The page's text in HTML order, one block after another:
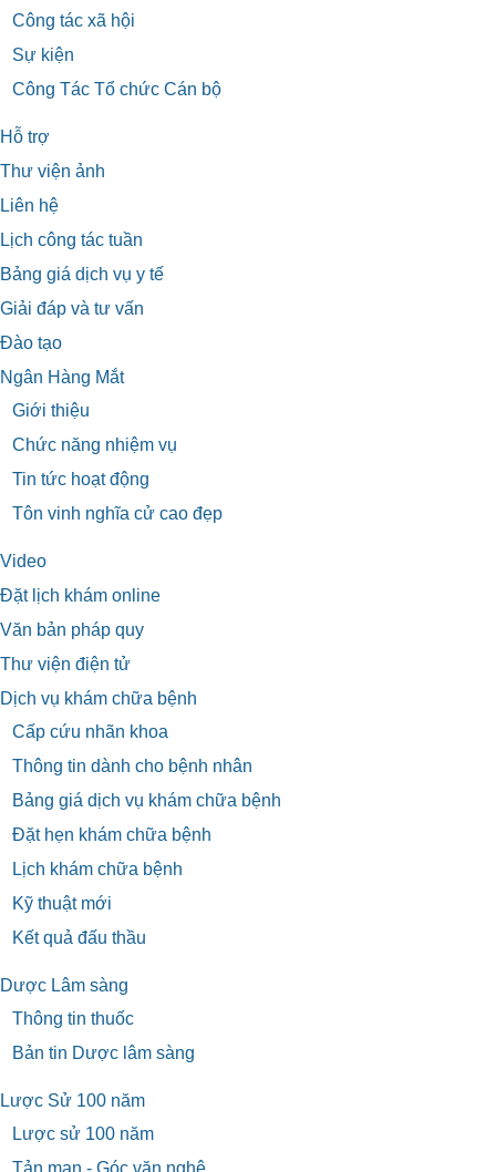
Công tác xã hội
Sự kiện
Công Tác Tổ chức Cán bộ
Hỗ trợ
Thư viện ảnh
Liên hệ
Lịch công tác tuần
Bảng giá dịch vụ y tế
Giải đáp và tư vấn
Đào tạo
Ngân Hàng Mắt
Giới thiệu
Chức năng nhiệm vụ
Tin tức hoạt động
Tôn vinh nghĩa cử cao đẹp
Video
Đặt lịch khám online
Văn bản pháp quy
Thư viện điện tử
Dịch vụ khám chữa bệnh
Cấp cứu nhãn khoa
Thông tin dành cho bệnh nhân
Bảng giá dịch vụ khám chữa bệnh
Đặt hẹn khám chữa bệnh
Lịch khám chữa bệnh
Kỹ thuật mới
Kết quả đấu thầu
Dược Lâm sàng
Thông tin thuốc
Bản tin Dược lâm sàng
Lược Sử 100 năm
Lược sử 100 năm
Tản mạn - Góc văn nghệ